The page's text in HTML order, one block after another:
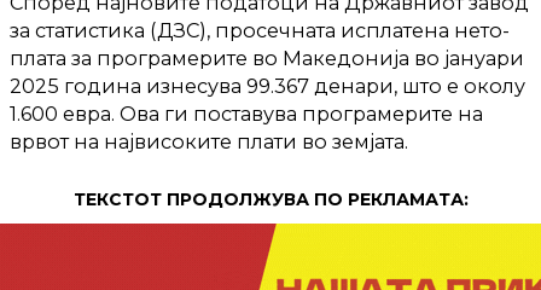
за статистика (ДЗС), просечната исплатена нето-
плата за програмерите во Македонија во јануари
2025 година изнесува 99.367 денари, што е околу
1.600 евра. Ова ги поставува програмерите на
врвот на највисоките плати во земјата.
ТЕКСТОТ ПРОДОЛЖУВА ПО РЕКЛАМАТА: